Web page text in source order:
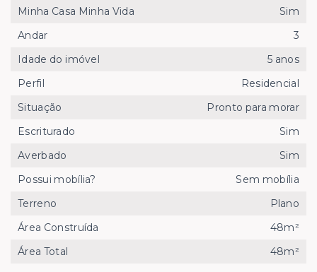
Minha Casa Minha Vida
Sim
Andar
3
Idade do imóvel
5 anos
Perfil
Residencial
Situação
Pronto para morar
Escriturado
Sim
Averbado
Sim
Possui mobília?
Sem mobília
Terreno
Plano
Área Construída
48m²
Área Total
48m²